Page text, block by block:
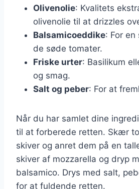
Olivenolie: Kvalitets
olivenolie til at drizzles
Balsamicoeddike: For
de søde tomater.
Friske urter: Basilikum
og smag.
Salt og peber: For at
Når du har samlet dine
til at forberede retten. Skær
skiver og anret dem på en
skiver af mozzarella og dryp
balsamico. Drys med salt,
for at fuldende retten.